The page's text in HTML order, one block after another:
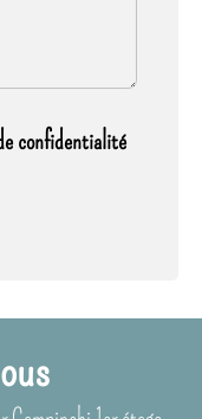
confidentialité